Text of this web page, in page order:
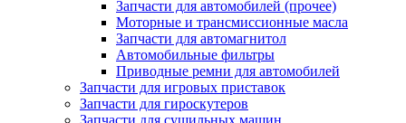
Запчасти для автомобилей (прочее)
Моторные и трансмиссионные масла
Запчасти для автомагнитол
Автомобильные фильтры
Приводные ремни для автомобилей
Запчасти для игровых приставок
Запчасти для гироскутеров
Запчасти для сушильных машин